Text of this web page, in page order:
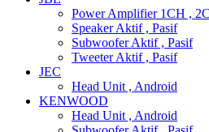
Power Amplifier 1CH ,
Speaker Aktif , Pasif
Subwoofer Aktif , Pasif
Tweeter Aktif , Pasif
JEC
Head Unit , Android
KENWOOD
Head Unit , Android